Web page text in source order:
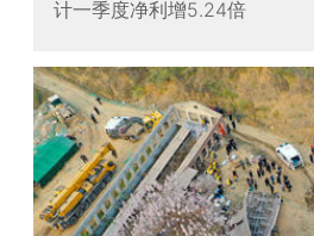
计一季度净利增5.24倍